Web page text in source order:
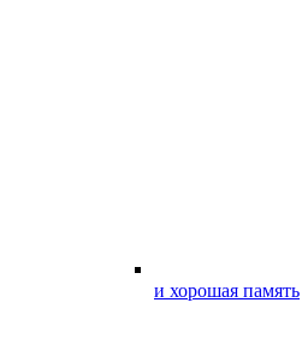
и хорошая память